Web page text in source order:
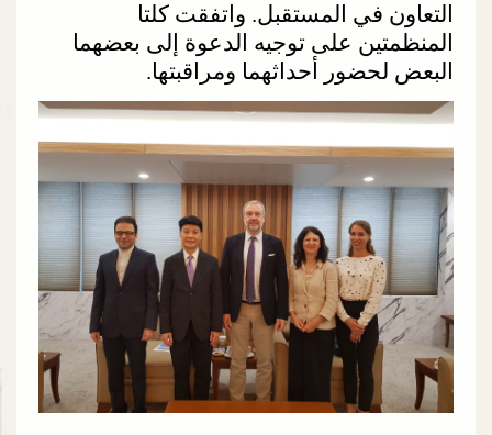
التعاون في المستقبل. واتفقت كلتا
المنظمتين على توجيه الدعوة إلى بعضهما
البعض لحضور أحداثهما ومراقبتها.